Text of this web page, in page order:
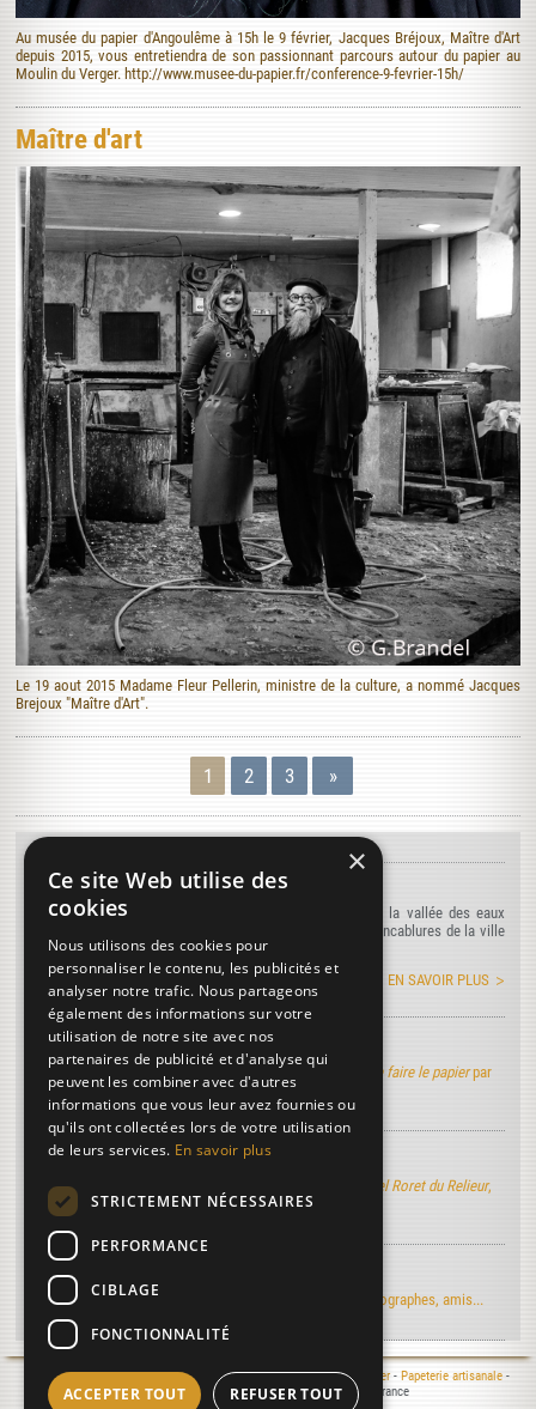
Au musée du papier d'Angoulême à 15h le 9 février, Jacques Bréjoux, Maître d'Art
depuis 2015, vous entretiendra de son passionnant parcours autour du papier au
Moulin du Verger. http://www.musee-du-papier.fr/conference-9-fevrier-15h/
Maître d'art
Le 19 aout 2015 Madame Fleur Pellerin, ministre de la culture, a nommé Jacques
Brejoux "Maître d'Art".
1 2 3 »
L'agenda du moulin
Rendez-nous visite tout au long de l'année au creux de la vallée des eaux
claires à Puymoyen au coeur de la Charente à quelques encablures de la ville
d'Angoulême...
EN SAVOIR PLUS
Art de faire le papier
Découvrez la version électronique de l'ouvrage Art de faire le papierpar
M. de Lalande
Manuel Roret du Relieur
Découvrez la version électronique du nouveau Manuel Roret du Relieur,
l'ouvrage de référence dans l'univers de la reliure...
Regards d'artistes...
Le moulin du Verger vu par les artistes-peintres, photographes, amis...
Mentions légales- © 2000-2026 Le Moulin du Verger -Moulin à papier- Papeterie artisanale-
Atelier de reliure - 16400 Puymoyen - Charente - France
×
Ce site Web utilise des
cookies
Nous utilisons des cookies pour
personnaliser le contenu, les publicités et
analyser notre trafic. Nous partageons
également des informations sur votre
utilisation de notre site avec nos
partenaires de publicité et d'analyse qui
peuvent les combiner avec d'autres
informations que vous leur avez fournies ou
qu'ils ont collectées lors de votre utilisation
de leurs services. En savoir plus
STRICTEMENT NÉCESSAIRES
PERFORMANCE
CIBLAGE
FONCTIONNALITÉ
ACCEPTER TOUT REFUSER TOUT